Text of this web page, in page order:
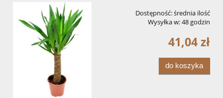
Dostępność:średnia ilość
Wysyłka w:48 godzin
41,04 zł
do koszyka